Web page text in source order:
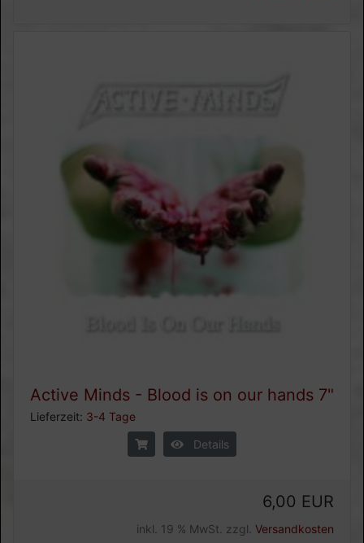
Active Minds - Blood is on our hands 7"
Lieferzeit: 3-4 Tage
Details
6,00 EUR
inkl. 19 % MwSt. zzgl. Versandkosten